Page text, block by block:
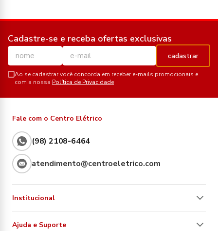
Cadastre-se e receba ofertas exclusivas
cadastrar
Ao se cadastrar você concorda em receber e-mails promocionais e
com a nossa Política de Privacidade
Fale com o Centro Elétrico
(98) 2108-6464
atendimento@centroeletrico.com
Institucional
Ajuda e Suporte